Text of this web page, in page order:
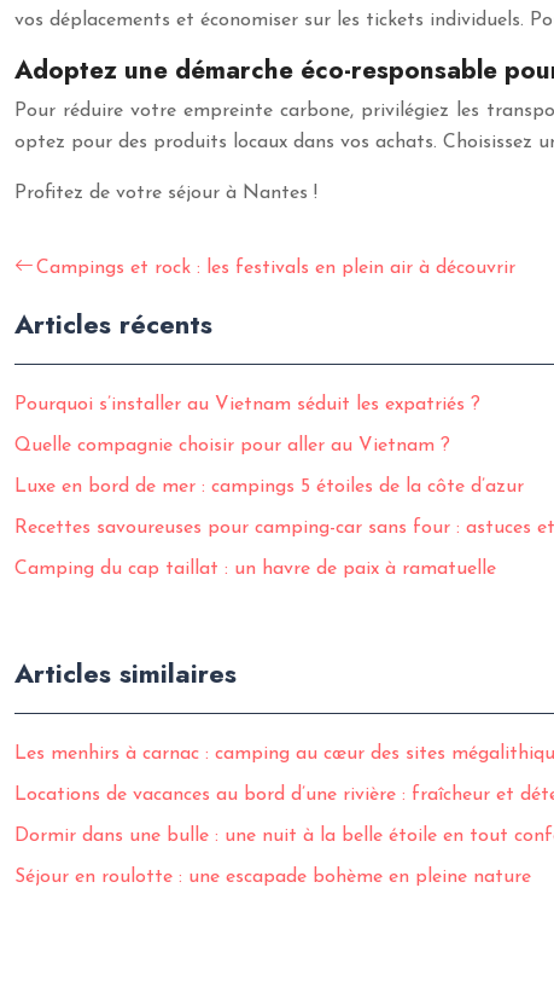
vos déplacements et économiser sur les tickets individuels.
Adoptez une démarche éco-responsable
Pour réduire votre empreinte carbone, privilégiez les
optez pour des produits locaux dans vos achats. Choisissez
Profitez de votre séjour à Nantes !
Campings et rock : les festivals en plein air à découvrir
Articles récents
Pourquoi s’installer au Vietnam séduit les expatriés ?
Quelle compagnie choisir pour aller au Vietnam ?
Luxe en bord de mer : campings 5 étoiles de la côte d’azur
Recettes savoureuses pour camping-car sans four : astuces
Camping du cap taillat : un havre de paix à ramatuelle
Articles similaires
Les menhirs à carnac : camping au cœur des sites
Locations de vacances au bord d’une rivière : fraîcheur et
Dormir dans une bulle : une nuit à la belle étoile en tout
Séjour en roulotte : une escapade bohème en pleine nature